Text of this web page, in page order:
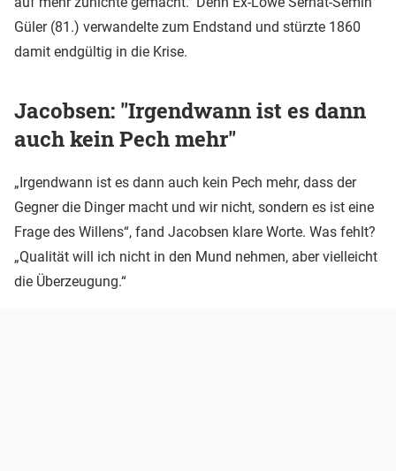
Güler (81.) verwandelte zum Endstand und stürzte 1860
damit endgültig in die Krise.
Jacobsen: "Irgendwann ist es dann
auch kein Pech mehr"
„Irgendwann ist es dann auch kein Pech mehr, dass der
Gegner die Dinger macht und wir nicht, sondern es ist eine
Frage des Willens“, fand Jacobsen klare Worte. Was fehlt?
„Qualität will ich nicht in den Mund nehmen, aber vielleicht
die Überzeugung.“